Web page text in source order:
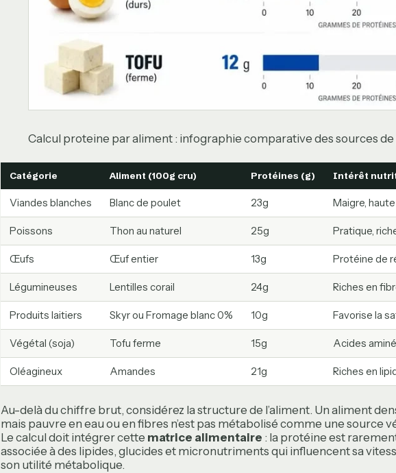
Calcul proteine par aliment : infographie comparative des sources
Catégorie Aliment (100g cru) Protéines (g) Intérêt
Viandes blanches Blanc de poulet 23g Maigre,
Poissons Thon au naturel 25g Pratique,
Œufs Œuf entier 13g Protéine de
Légumineuses Lentilles corail 24g Riches en
Produits laitiers Skyr ou Fromage blanc 0% 10g Favorise la
Végétal (soja) Tofu ferme 15g Acides
Oléagineux Amandes 21g Riches en
Au-delà du chiffre brut, considérez la structure de l’aliment. Un aliment
mais pauvre en eau ou en fibres n’est pas métabolisé comme une source
Le calcul doit intégrer cette matrice alimentaire : la protéine est
associée à des lipides, glucides et micronutriments qui influencent sa
son utilité métabolique.